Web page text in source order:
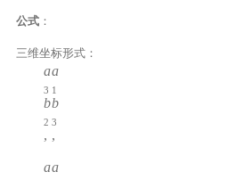
公式：
三维坐标形式：
a
3
b
2
,
a
a
1
b
3
,
a